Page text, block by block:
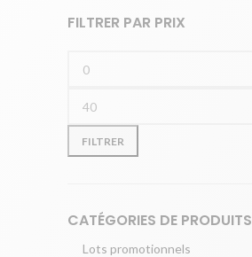
FILTRER PAR PRIX
Prix
min
Prix
max
FILTRER
CATÉGORIES DE PRODUITS
Lots promotionnels